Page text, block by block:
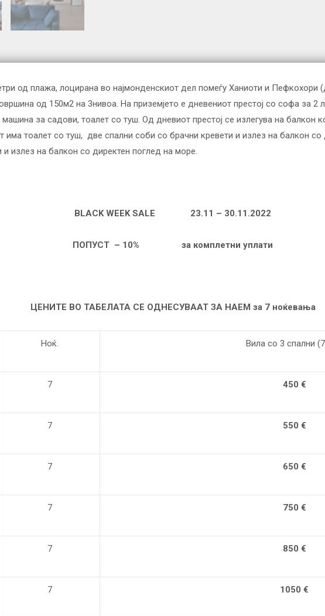
од плажа, лоцирана во најмонденскиот дел помеѓу Ханиоти и Пефкохори
од 150м2 на 3нивоа. На приземјето е дневениот престој со софа за 2
за садови, тоалет со туш. Од дневиот престој се излегува на балкон
има тоалет со туш, две спални соби со брачни кревети и излез на балкон
и излез на балкон со директен поглед на море.
BLACK WEEK SALE 23.11 – 30.11.2022
ПОПУСТ – 1 0% за комплетни уплати
ЦЕНИТЕ ВО ТАБЕЛАТА СЕ ОДНЕСУВААТ ЗА НАЕМ за 7 ноќевања
Ноќ. Вила со 3 спални
7 450 €
7 550 €
7 650 €
7 750 €
7 850 €
7 1050 €